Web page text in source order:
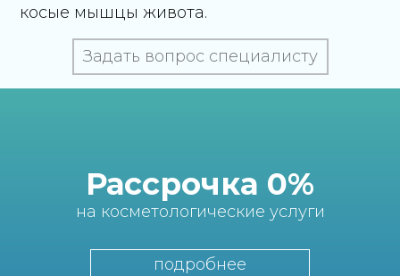
косые мышцы живота.
Задать вопрос специалисту
Рассрочка 0%
на косметологические услуги
подробнее